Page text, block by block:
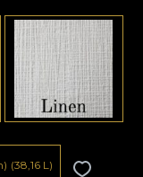
(38,16 L )